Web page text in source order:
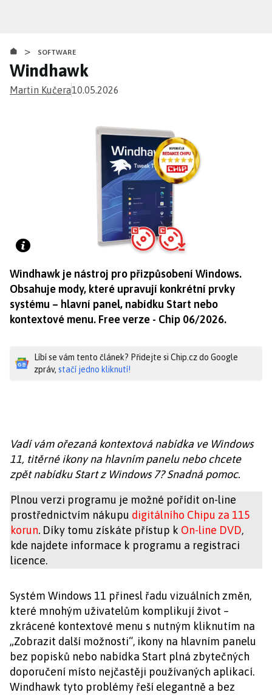
obsahu
> SOFTWARE
Windhawk
Martin Kučera10.05.2026
Windhawk je nástroj pro přizpůsobení Windows.
Obsahuje mody, které upravují konkrétní prvky
systému – hlavní panel, nabídku Start nebo
kontextové menu. Free verze - Chip 06/2026.
Líbí se vám tento článek? Přidejte si Chip.cz do Google
zpráv, stačí jedno kliknutí!
Vadí vám ořezaná kontextová nabídka ve Windows
11, titěrné ikony na hlavním panelu nebo chcete
zpět nabídku Start z Windows 7? Snadná pomoc.
Plnou verzi programu je možné pořídit on-line
prostřednictvím nákupu digitálního Chipu za 115
korun. Díky tomu získáte přístup k On-line DVD,
kde najdete informace k programu a registraci
licence.
Systém Windows 11 přinesl řadu vizuálních změn,
které mnohým uživatelům komplikují život –
zkrácené kontextové menu s nutným kliknutím na
„Zobrazit další možnosti“, ikony na hlavním panelu
bez popisků nebo nabídka Start plná zbytečných
doporučení místo nejčastěji používaných aplikací.
Windhawk tyto problémy řeší elegantně a bez